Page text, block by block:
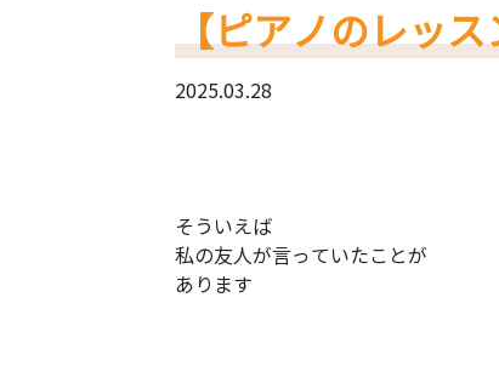
【ピアノのレッ
2025.03.28
そういえば
私の友人が言っていたことが
あります